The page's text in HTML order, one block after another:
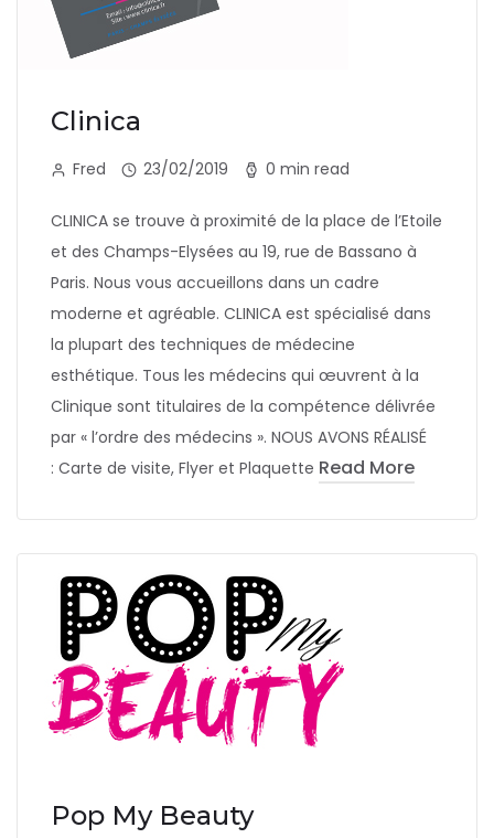
Clinica
Fred 23/02/2019 0 min read
CLINICA se trouve à proximité de la place de l’Etoile
et des Champs-Elysées au 19, rue de Bassano à
Paris. Nous vous accueillons dans un cadre
moderne et agréable. CLINICA est spécialisé dans
la plupart des techniques de médecine
esthétique. Tous les médecins qui œuvrent à la
Clinique sont titulaires de la compétence délivrée
par « l’ordre des médecins ». NOUS AVONS RÉALISÉ
: Carte de visite, Flyer et Plaquette Read More
Pop My Beauty